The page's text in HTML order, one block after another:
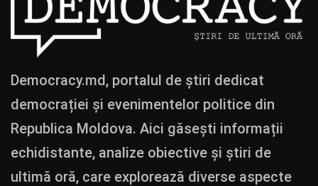
Democracy.md, portalul de știri dedicat
democrației și evenimentelor politice din
Republica Moldova. Aici găsești informații
echidistante, analize obiective și știri de
ultimă oră, care explorează diverse aspecte